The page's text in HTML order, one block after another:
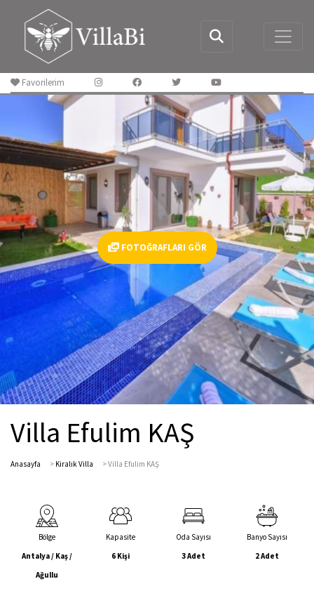
Favorilerim
FOTOĞRAFLARI GÖR
Villa Efulim KAŞ
Anasayfa > Kiralık Villa >Villa Efulim KAŞ
Bölge
Antalya / Kaş /
Ağullu
Kapasite
6 Kişi
Oda Sayısı
3 Adet
Banyo Sayısı
2 Adet